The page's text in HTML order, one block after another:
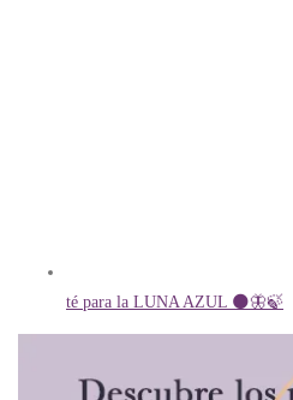
té para la LUNA AZUL 🌑🦋🍃